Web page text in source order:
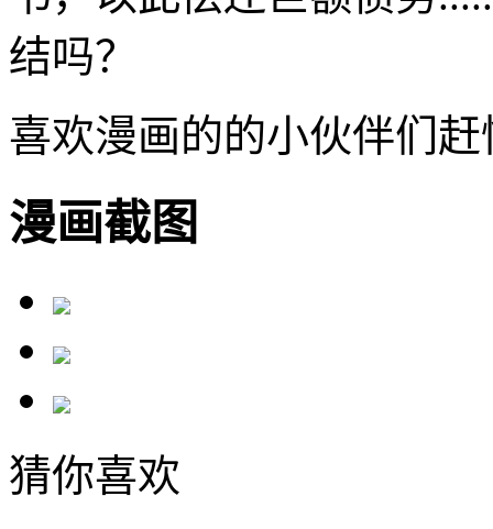
结吗？
喜欢漫画的的小伙伴们
漫画截图
猜你喜欢